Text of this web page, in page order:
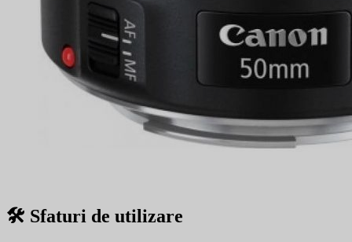
🛠️ Sfaturi de utilizare